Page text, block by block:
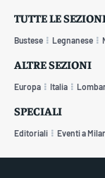
TUTTE LE
Bustese Legnanese
ALTRE SEZIONI
Europa Italia
SPECIALI
Editoriali Eventi a